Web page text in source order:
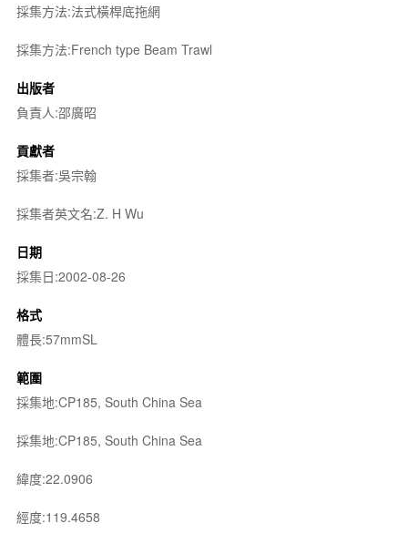
採集方法:法式橫桿底拖網
採集方法:French type Beam Trawl
出版者
負責人:邵廣昭
貢獻者
採集者:吳宗翰
採集者英文名:Z. H Wu
日期
採集日:2002-08-26
格式
體長:57mmSL
範圍
採集地:CP185, South China Sea
採集地:CP185, South China Sea
緯度:22.0906
經度:119.4658